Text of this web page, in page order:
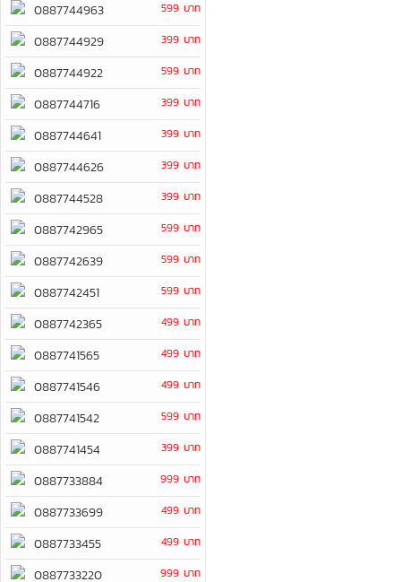
0887744963 599 บาท
0887744929 399 บาท
0887744922 599 บาท
0887744716 399 บาท
0887744641 399 บาท
0887744626 399 บาท
0887744528 399 บาท
0887742965 599 บาท
0887742639 599 บาท
0887742451 599 บาท
0887742365 499 บาท
0887741565 499 บาท
0887741546 499 บาท
0887741542 599 บาท
0887741454 399 บาท
0887733884 999 บาท
0887733699 499 บาท
0887733455 499 บาท
0887733220 999 บาท